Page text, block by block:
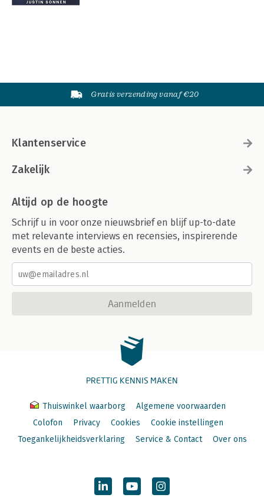
Gratis verzending vanaf €20
Klantenservice
Zakelijk
Altijd op de hoogte
Schrijf u in voor onze nieuwsbrief en blijf up-to-date
met relevante interviews en recensies, inspirerende
events en de beste acties.
Aanmelden
PRETTIG KENNIS MAKEN
Thuiswinkel waarborg
Algemene voorwaarden
Colofon
Privacy Cookies
Cookie instellingen
Toegankelijkheidsverklaring
Service & Contact Over ons